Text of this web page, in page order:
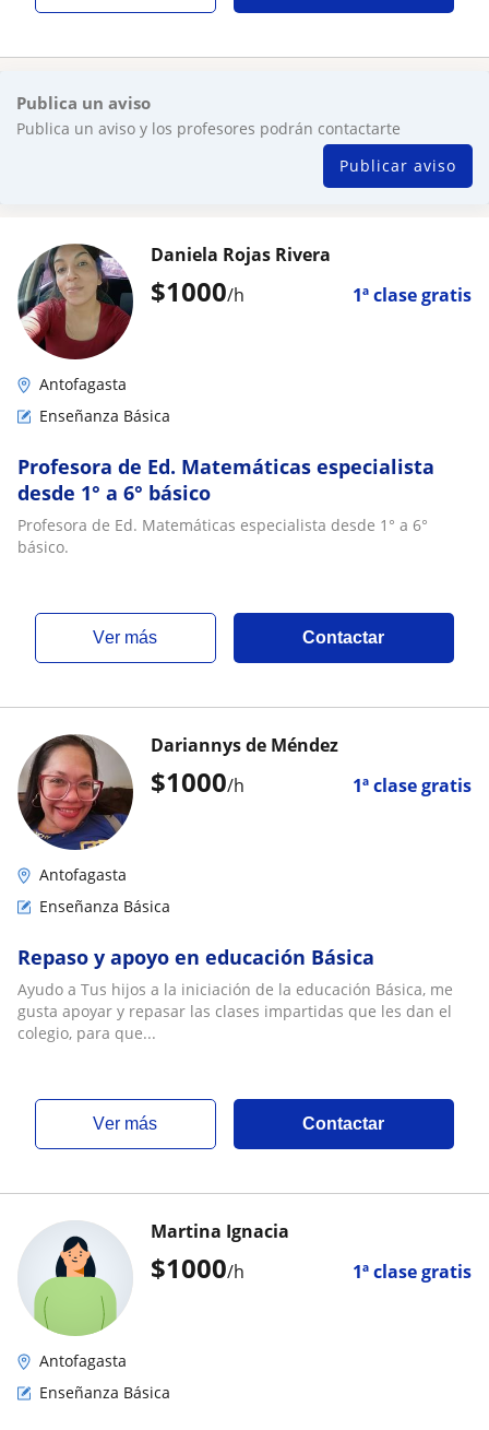
Publica un aviso
Publica un aviso y los profesores podrán contactarte
Publicar aviso
$1000/h 1ª clase gratis
Daniela Rojas Rivera
Antofagasta
Enseñanza Básica
Profesora de Ed. Matemáticas especialista
desde 1° a 6° básico
Profesora de Ed. Matemáticas especialista desde 1° a 6°
básico.
ver más Contactar
$1000/h 1ª clase gratis
Dariannys de Méndez
Antofagasta
Enseñanza Básica
Repaso y apoyo en educación Básica
Ayudo a Tus hijos a la iniciación de la educación Básica, me
gusta apoyar y repasar las clases impartidas que les dan el
colegio, para que...
ver más Contactar
$1000/h 1ª clase gratis
Martina Ignacia
Antofagasta
Enseñanza Básica